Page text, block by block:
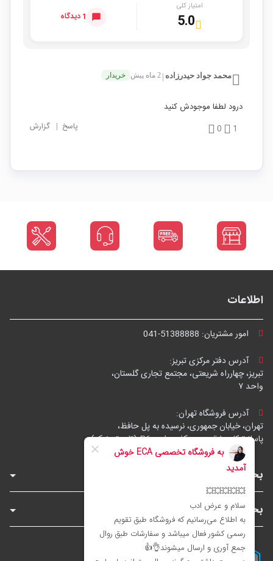
امتیاز کلی
5.0 1 دیدگاه
محمد جواد حیدرزاده 2 ماه پیش خریدار
درود لطفا موجودش کنید
1
0 پاسخ | گزارش
اطلاعات
امور مشتریان: 041-51388888
آدرس دفتر مرکزی تبریز:
تبریز، چهارراه شریعتی، مجتمع تجاری گلستان،
واحد ۷
آدرس فروشگاه تهران:
تهران، خیابان جمهوری، نرسیده به پل حافظ،
پاساژ توکل، طبقه زیرهمکف، واحد B6 (تاپ ترونیک)
بخش‌های فروشگاه
بخش‌های سایت